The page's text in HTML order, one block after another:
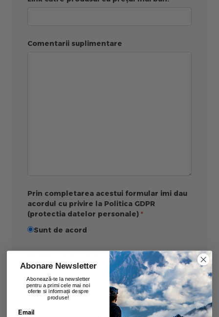
Comentarii suplimentare
Prin completarea acestui formular imi dau
acordul cu privire la Politica GDPR
(protectia datelor personale)
Sunt de acord
Abonare Newsletter
Abonează-te la newsletter
pentru a primi cele mai noi
oferte si informații despre
produse!
Email